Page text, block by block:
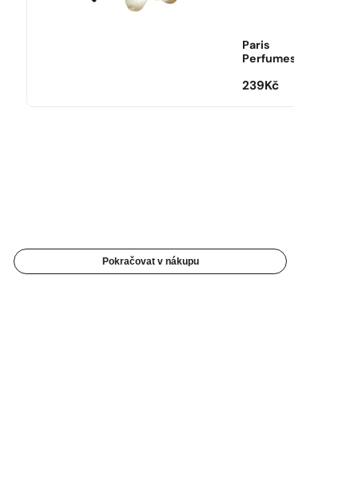
Paris
Perfumes
239 Kč
Pokračovat v nákupu